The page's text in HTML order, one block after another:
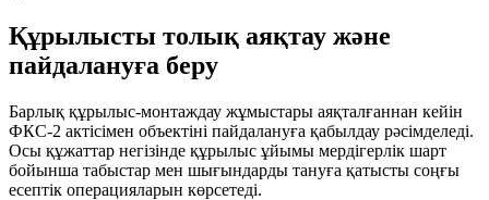
Құрылысты толық аяқтау және
пайдалануға беру
Барлық құрылыс-монтаждау жұмыстары аяқталғаннан кейін
ФКС-2 актісімен объектіні пайдалануға қабылдау рәсімделеді.
Осы құжаттар негізінде құрылыс ұйымы мердігерлік шарт
бойынша табыстар мен шығындарды тануға қатысты соңғы
есептік операцияларын көрсетеді.